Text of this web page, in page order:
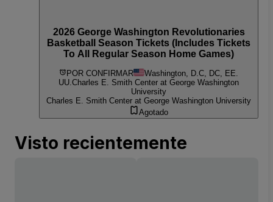
2026 George Washington Revolutionaries
Basketball Season Tickets (Includes Tickets
To All Regular Season Home Games)
POR CONFIRMAR
Washington, D.C, DC, EE.
UU.Charles E. Smith Center at George Washington
University
Charles E. Smith Center at George Washington University
Agotado
Visto recientemente